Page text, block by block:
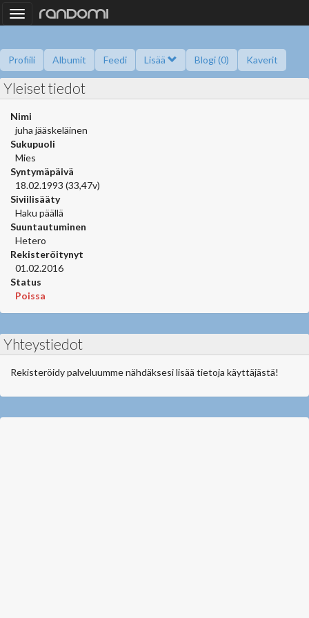
Toggle
navigation
Profiili Albumit Feedi Lisää Blogi (0) Kaverit
Kysy minulta Tietoa
Yleiset tiedot
Nimi
juha jääskeläinen
Sukupuoli
Mies
Syntymäpäivä
18.02.1993 (33,47v)
Siviilisääty
Haku päällä
Suuntautuminen
Hetero
Rekisteröitynyt
01.02.2016
Status
Poissa
Yhteystiedot
Rekisteröidy palveluumme nähdäksesi lisää tietoja käyttäjästä!